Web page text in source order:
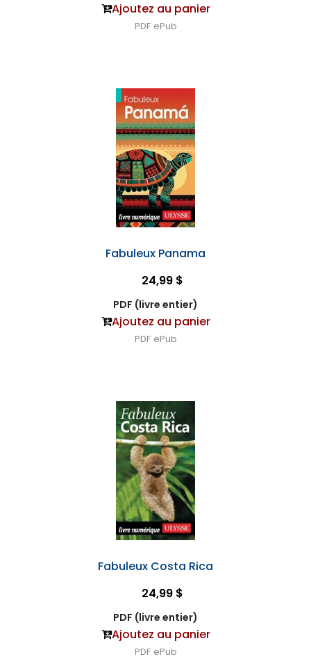
Ajoutez au panier
PDF ePub
Fabuleux Panama
24,99 $
PDF (livre entier)
Ajoutez au panier
PDF ePub
Fabuleux Costa Rica
24,99 $
PDF (livre entier)
Ajoutez au panier
PDF ePub